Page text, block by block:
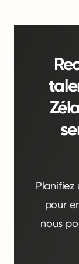
Planifiez
pour
nous